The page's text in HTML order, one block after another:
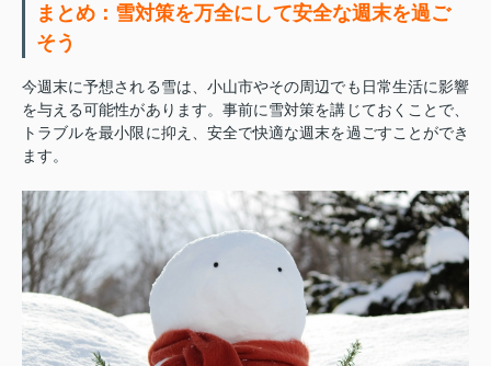
まとめ：雪対策を万全にして安全な週末を過ご
そう
今週末に予想される雪は、小山市やその周辺でも日常生活に影響
を与える可能性があります。事前に雪対策を講じておくことで、
トラブルを最小限に抑え、安全で快適な週末を過ごすことができ
ます。